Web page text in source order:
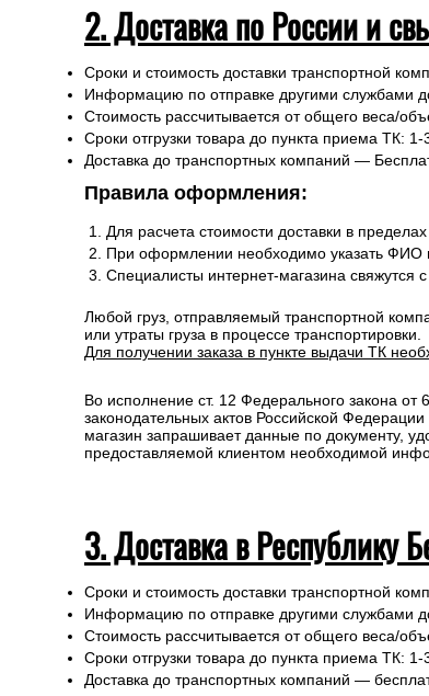
2. Доставка по России и
Сроки и стоимость доставки транспортной
Информацию по отправке другими службами
Стоимость рассчитывается от общего веса/
Сроки отгрузки товара до пункта приема ТК: 1-
Доставка до транспортных компаний —
Правила оформления:
Для расчета стоимости доставки в
При оформлении необходимо указать ФИО
Специалисты интернет-магазина свяжутся
Любой груз, отправляемый транспортной
или утраты груза в процессе транспортировки.
Для получении заказа в пункте выдачи ТК
Во исполнение ст. 12 Федерального закона
законодательных актов Российской
магазин запрашивает данные по документу,
предоставляемой клиентом необходимой
3. Доставка в Республику
Сроки и стоимость доставки транспортной
Информацию по отправке другими службами
Стоимость рассчитывается от общего веса/
Сроки отгрузки товара до пункта приема ТК: 1-
Доставка до транспортных компаний —